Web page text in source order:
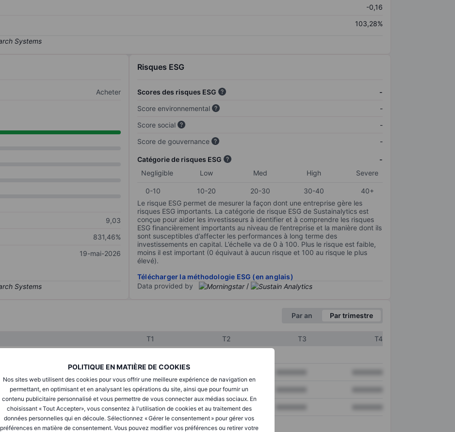
POLITIQUE EN MATIÈRE DE COOKIES
Nos sites web utilisent des cookies pour vous offrir une meilleure expérience de navigation en
permettant, en optimisant et en analysant les opérations du site, ainsi que pour fournir un
contenu publicitaire personnalisé et vous permettre de vous connecter aux médias sociaux. En
choisissant « Tout Accepter», vous consentez à l'utilisation de cookies et au traitement des
données personnelles qui en découle. Sélectionnez « Gérer le consentement » pour gérer vos
préférences en matière de consentement. Vous pouvez modifier vos préférences ou retirer votre
-0,16
103,28%
Acheter
9,03
831,46%
19-mai-2026
Risques ESG
Scores des risques ESG
-
Score environnemental
-
Score social
-
Score de gouvernance
-
Catégorie de risques ESG
-
Negligible
Low Med High Severe
0-10 10-20 20-30 30-40
40+
Le risque ESG permet de mesurer la façon dont une entreprise gère les
risques ESG importants. La catégorie de risque ESG de Sustainalytics est
conçue pour aider les investisseurs à identifier et à comprendre les risques
ESG financièrement importants au niveau de l’entreprise et la manière dont ils
sont susceptibles d’affecter les performances à long terme des
investissements en capital. L’échelle va de 0 à 100. Plus le risque est faible,
moins il est important (0 équivaut à aucun risque et 100 au risque le plus
élevé).
Télécharger la méthodologie ESG (en anglais)
Data provided by
/
Par an Par trimestre
T1 T2 T3
T4
XXXXXXX
XXXXXXX XXXXXXX
XXXXXXX XXXXXXX